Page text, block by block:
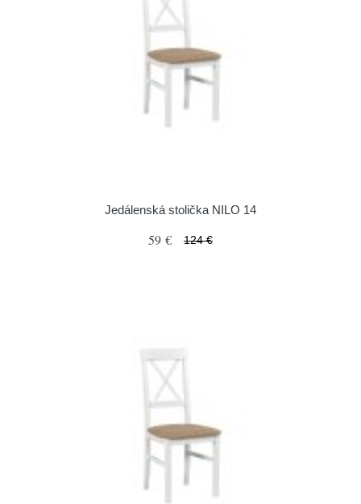
Jedálenská stolička NILO 14
59 € 124 €